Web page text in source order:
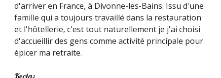
d'arriver en France, à Divonne-les-Bains. Issu d'une
famille qui a toujours travaillé dans la restauration
et l'hôtellerie, c'est tout naturellement je j'ai choisi
d'accueillir des gens comme activité principale pour
épicer ma retraite.
Kecia: